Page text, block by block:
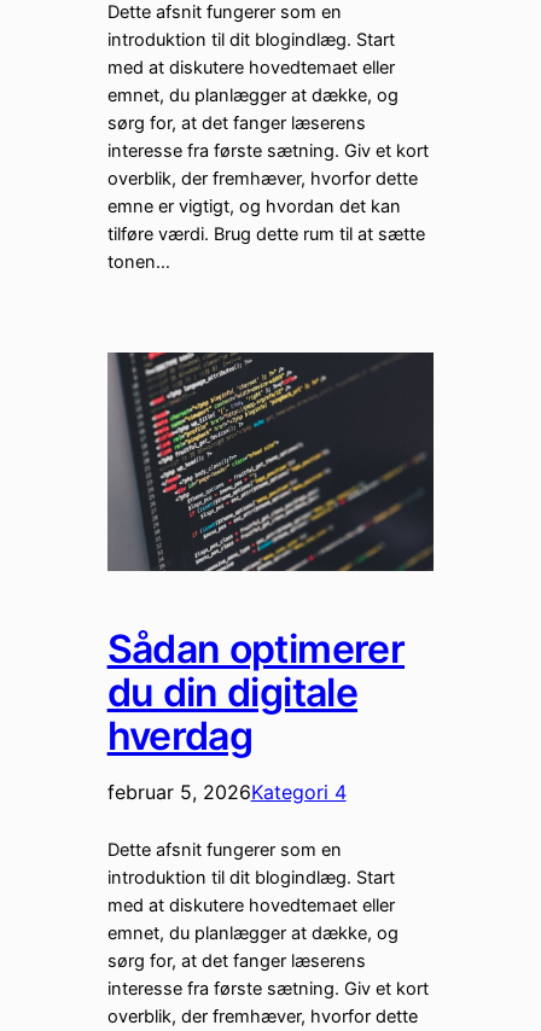
Dette afsnit fungerer som en
introduktion til dit blogindlæg. Start
med at diskutere hovedtemaet eller
emnet, du planlægger at dække, og
sørg for, at det fanger læserens
interesse fra første sætning. Giv et kort
overblik, der fremhæver, hvorfor dette
emne er vigtigt, og hvordan det kan
tilføre værdi. Brug dette rum til at sætte
tonen…
Sådan optimerer
du din digitale
hverdag
februar 5, 2026Kategori 4
Dette afsnit fungerer som en
introduktion til dit blogindlæg. Start
med at diskutere hovedtemaet eller
emnet, du planlægger at dække, og
sørg for, at det fanger læserens
interesse fra første sætning. Giv et kort
overblik, der fremhæver, hvorfor dette